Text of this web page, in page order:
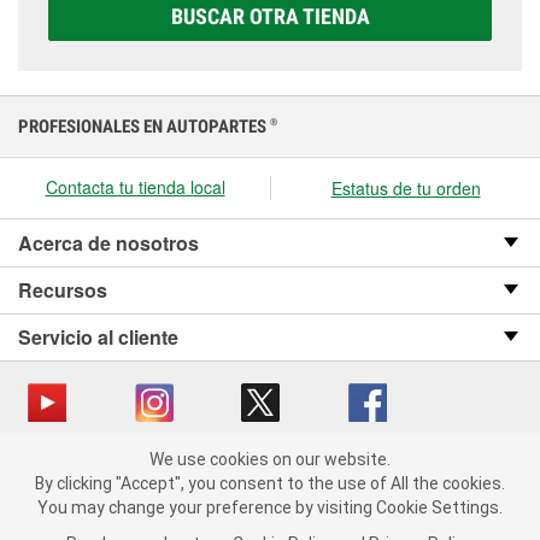
BUSCAR OTRA TIENDA
We use cookies on our website. By clicking "Accept", you consent
to the use of All the cookies.
You may change your preference by visiting Cookie Settings.
PROFESIONALES EN AUTOPARTES ®
Contacta tu tienda local Estatus de tu orden
Acerca de nosotros
Recursos
Servicio al cliente
Copyright © 2008-2026 O’Reilly Auto Parts v OST_3.2.0.0.729 (3) cv1361
catalog_main
Política de privacidad
Ley de transparencia en las cadenas de suministro
We use cookies on our website.
By clicking "Accept", you consent to the use of All the cookies.
You may change your preference by visiting Cookie Settings.